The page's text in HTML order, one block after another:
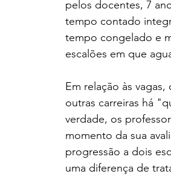
pelos docentes, 7
tempo contado
tempo congelado e
escalões em que
Em relação às
outras carreiras há
verdade, os
momento da sua
progressão a dois
uma diferença de